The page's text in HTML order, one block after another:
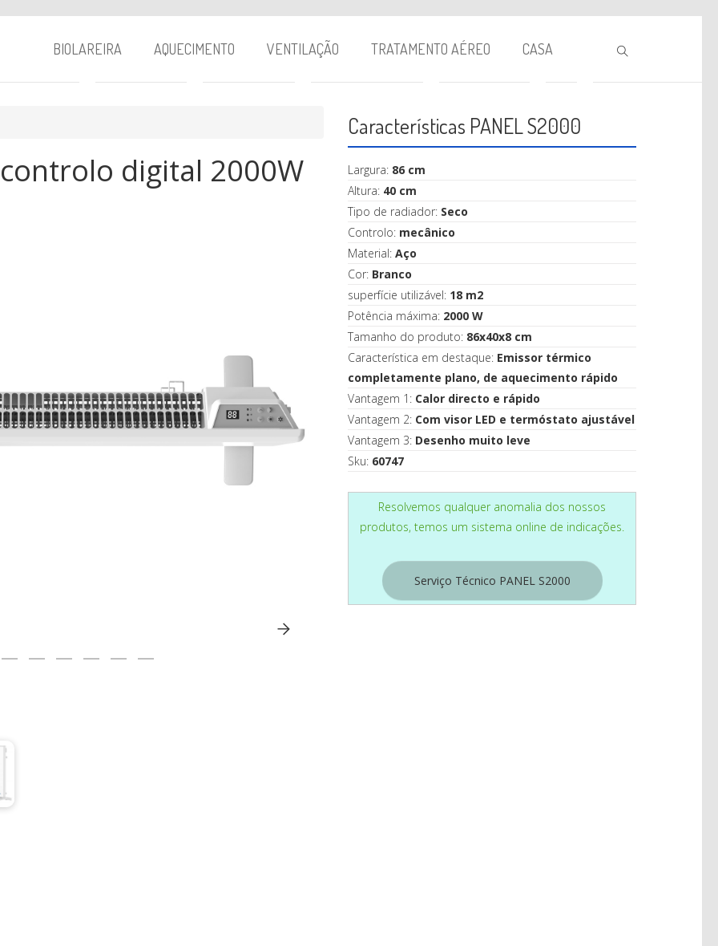
AQUECIMENTO
TRATAMENTO AÉREO
CASA
BIOLAREIRA AQUECIMENTO VENTILAÇÃO TRATAMENTO AÉREO CASA
digital 2000W
Características PANEL S2000
Largura: 86 cm
Altura: 40 cm
Tipo de radiador: Seco
Controlo: mecânico
Material: Aço
Cor: Branco
superfície utilizável: 18 m2
Potência máxima: 2000 W
Tamanho do produto: 86x40x8 cm
Característica em destaque: Emissor térmico
completamente plano, de aquecimento rápido
Vantagem 1: Calor directo e rápido
Vantagem 2: Com visor LED e termóstato ajustável
Vantagem 3: Desenho muito leve
Sku: 60747
Resolvemos qualquer anomalia dos nossos
produtos, temos um sistema online de indicações.
Serviço Técnico PANEL S2000